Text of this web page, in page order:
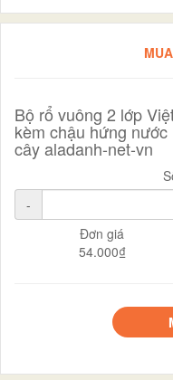
Bộ rổ vuông 2 lớp
kèm chậu hứng
cây aladanh-net-vn
-
Đơn giá
54.000₫